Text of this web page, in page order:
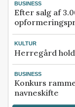
BUSINESS
Efter salg af
KULTUR
Herregård
BUSINESS
Konkurs
navneskifte